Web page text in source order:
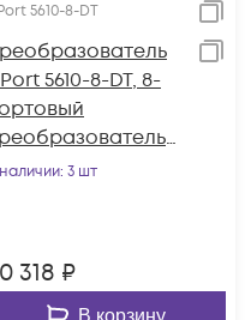
5610-8-DT
5610-8-DT, 8-
232 в Ethernet в
: 3 шт
318 ₽
В корзину